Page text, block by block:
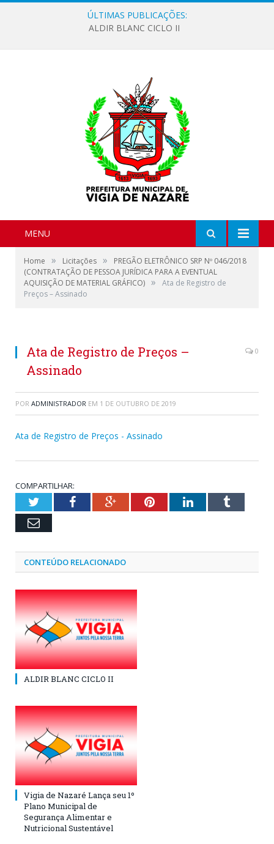
ÚLTIMAS PUBLICAÇÕES:
ALDIR BLANC CICLO II
MENU
Home » Licitações »
PREGÃO ELETRÔNICO SRP Nº 046/2018
(CONTRATAÇÃO DE PESSOA JURÍDICA PARA A EVENTUAL
AQUISIÇÃO DE MATERIAL GRÁFICO) »
Ata de Registro de
Preços – Assinado
Ata de Registro de Preços –
Assinado
0
POR ADMINISTRADOR EM 1 DE OUTUBRO DE 2019
Ata de Registro de Preços - Assinado
COMPARTILHAR:
TwitterFacebookGoogle+PinterestLinkedInTumblr
Email
CONTEÚDO RELACIONADO
ALDIR BLANC CICLO II
Vigia de Nazaré Lança seu 1º
Plano Municipal de
Segurança Alimentar e
Nutricional Sustentável